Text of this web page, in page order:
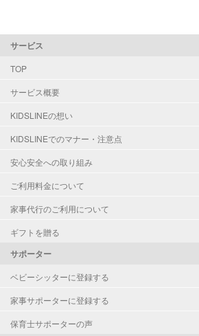
サービス
TOP
サービス概要
KIDSLINEの想い
KIDSLINEでのマナー・注意点
安心安全への取り組み
ご利用料金について
家事代行のご利用について
ギフトを贈る
サポーター
ベビーシッターに登録する
家事サポーターに登録する
保育士サポーターの声